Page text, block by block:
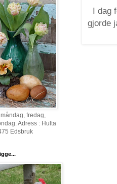
I dag
gjorde
fredag,
Adress : Hulta
Edsbruk